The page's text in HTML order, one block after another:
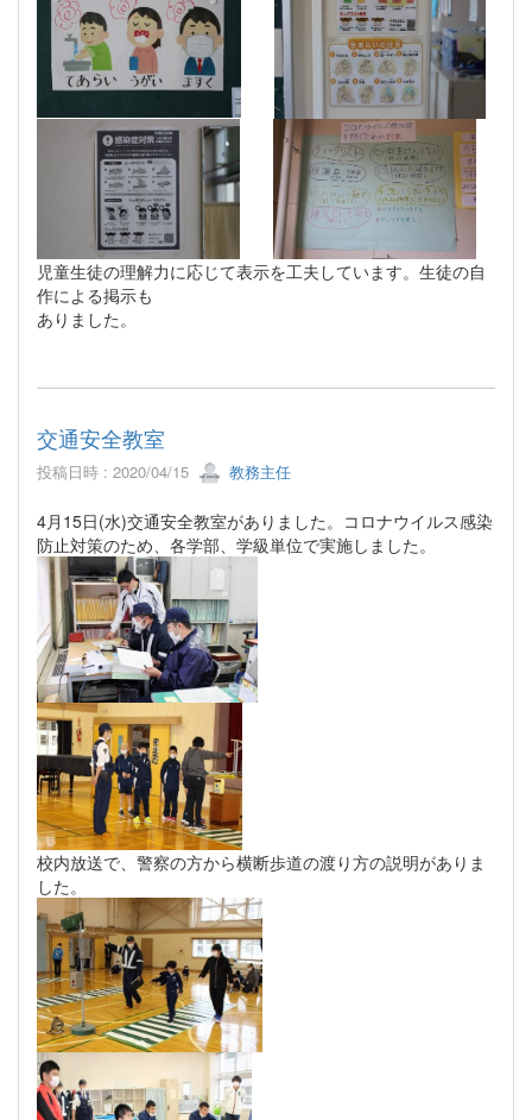
児童生徒の理解力に応じて表示を工夫しています。生徒の自
作による掲示も
ありました。
交通安全教室
投稿日時 : 2020/04/15 教務主任
4月15日(水)交通安全教室がありました。コロナウイルス感染
防止対策のため、各学部、学級単位で実施しました。
校内放送で、警察の方から横断歩道の渡り方の説明がありま
した。